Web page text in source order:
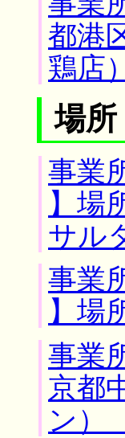
都港
鶏店
場所
事業
】場
サル
事業
】場
事業
京都
ン）